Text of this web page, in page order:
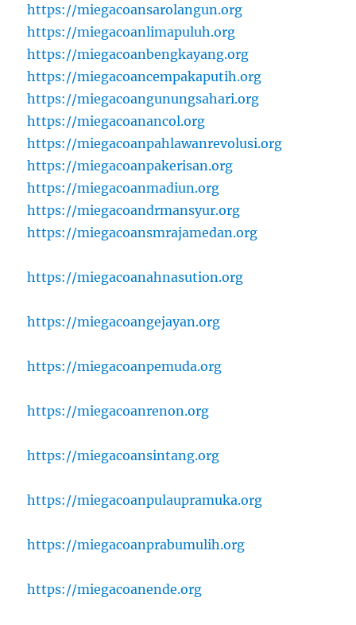
https://miegacoansarolangun.org
https://miegacoanlimapuluh.org
https://miegacoanbengkayang.org
https://miegacoancempakaputih.org
https://miegacoangunungsahari.org
https://miegacoanancol.org
https://miegacoanpahlawanrevolusi.org
https://miegacoanpakerisan.org
https://miegacoanmadiun.org
https://miegacoandrmansyur.org
https://miegacoansmrajamedan.org
https://miegacoanahnasution.org
https://miegacoangejayan.org
https://miegacoanpemuda.org
https://miegacoanrenon.org
https://miegacoansintang.org
https://miegacoanpulaupramuka.org
https://miegacoanprabumulih.org
https://miegacoanende.org